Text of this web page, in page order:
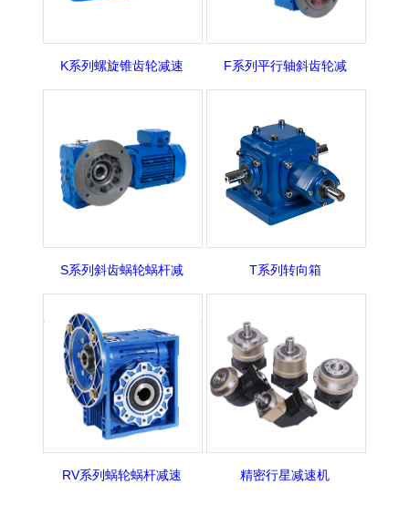
K系列螺旋锥齿轮减速 F系列平行轴斜齿轮减
S系列斜齿蜗轮蜗杆减 T系列转向箱
RV系列蜗轮蜗杆减速 精密行星减速机